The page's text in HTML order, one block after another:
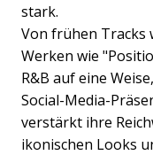
stark.
Von frühen Tracks
Werken wie
R&B auf eine
Social-Media-
verstärkt ihre
ikonischen Looks